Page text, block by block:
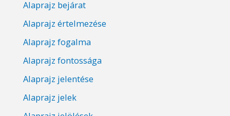
Alaprajz bejárat
Alaprajz értelmezése
Alaprajz fogalma
Alaprajz fontossága
Alaprajz jelentése
Alaprajz jelek